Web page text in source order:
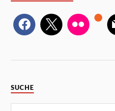
SUCHE